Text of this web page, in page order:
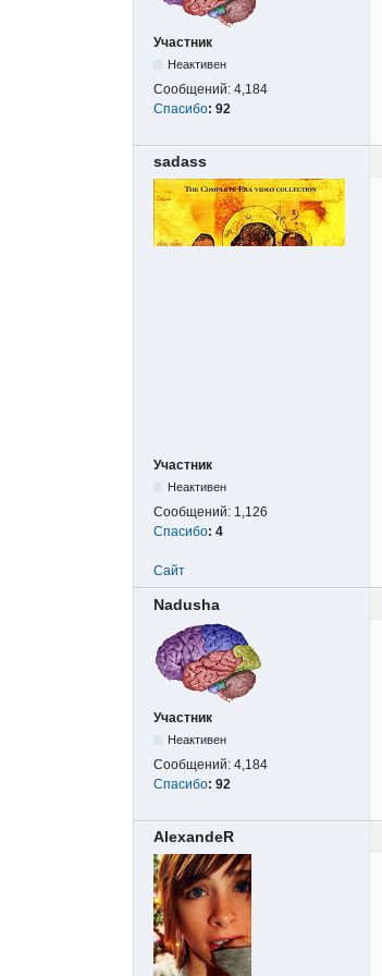
Участник
Неактивен
Сообщений: 4,184
Спасибо: 92
sadass
Участник
Неактивен
Сообщений: 1,126
Спасибо: 4
Сайт
Nadusha
Участник
Неактивен
Сообщений: 4,184
Спасибо: 92
AlexandeR